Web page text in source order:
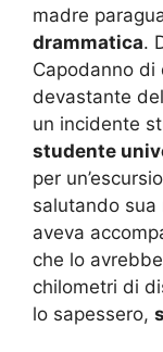
madre
drammatica.
Capodanno di
devastante
un incidente
studente
per
salutando sua
aveva
che lo
chilometri di
lo sapessero,